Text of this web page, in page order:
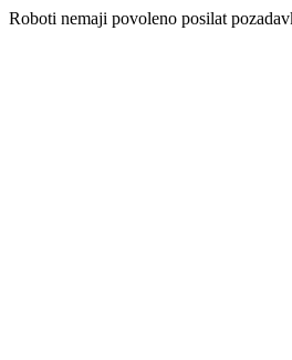
Roboti nemaji povoleno posilat